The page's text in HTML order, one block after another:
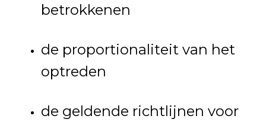
betrokkenen
de proportionaliteit van het
optreden
de geldende richtlijnen voor